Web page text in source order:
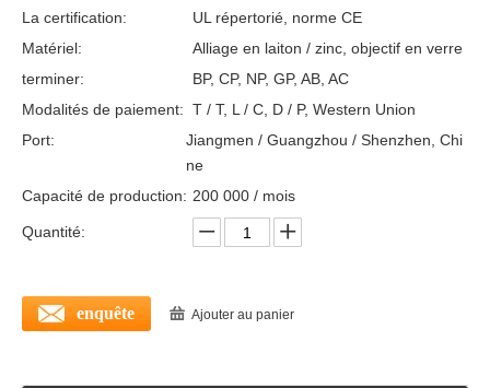
La certification:
UL répertorié, norme CE
Matériel:
Alliage en laiton / zinc, objectif en verre
terminer:
BP, CP, NP, GP, AB, AC
Modalités de paiement: T / T, L / C, D / P, Western Union
Port:
Jiangmen / Guangzhou / Shenzhen, Chi
ne
Capacité de production: 200 000 / mois
Quantité:
enquête Ajouter au panier